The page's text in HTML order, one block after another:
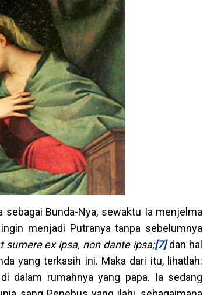
sebagai Bunda-Nya, sewaktu Ia menjelma
menjadi Putranya tanpa sebelumnya
sumere ex ipsa, non dante ipsa;[7] dan hal
yang terkasih ini. Maka dari itu, lihatlah:
dalam rumahnya yang papa. Ia sedang